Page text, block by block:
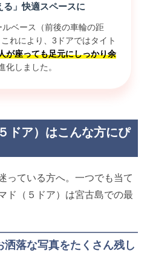
」快適スペースに
ベース（前後の車輪の距
れにより、3ドアではタイト
が座っても足元にしっかり余
化しました。
ドア）はこんな方にぴ
っている方へ。一つでも当て
ド（５ドア）は宮古島での最
落な写真をたくさん残し